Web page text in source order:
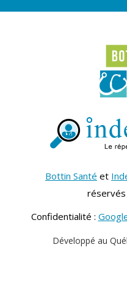
Bottin Santé et
Confidentialité :
Développé au